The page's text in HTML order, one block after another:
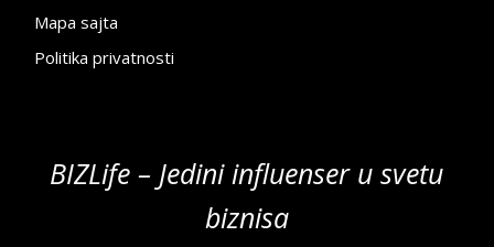
Mapa sajta
Politika privatnosti
BIZLife – Jedini influenser u svetu
biznisa